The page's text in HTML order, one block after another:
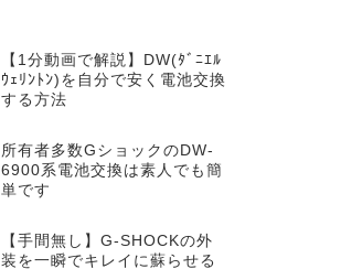
【1分動画で解説】DW(ﾀﾞﾆｴﾙ
ｳｪﾘﾝﾄﾝ)を自分で安く電池交換
する方法
所有者多数GショックのDW-
6900系電池交換は素人でも簡
単です
【手間無し】G-SHOCKの外
装を一瞬でキレイに蘇らせる